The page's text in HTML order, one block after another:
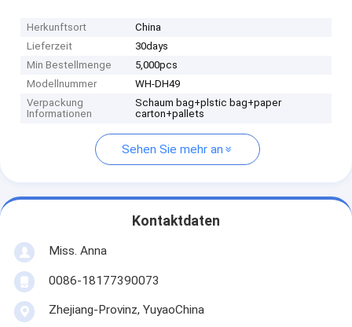
Herkunftsort
China
Lieferzeit
30days
Min Bestellmenge
5,000pcs
Modellnummer
WH-DH49
Verpackung
Informationen
Schaum bag+plstic bag+paper
carton+pallets
Sehen Sie mehr an
Kontaktdaten
Miss. Anna
0086-18177390073
Zhejiang-Provinz, YuyaoChina